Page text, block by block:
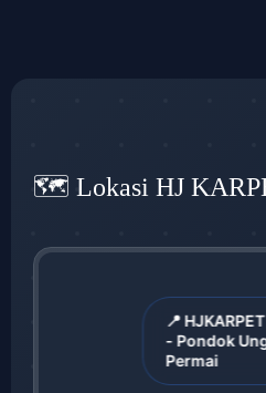
🗺️ Lokasi HJ
📍
- Pondok
Permai